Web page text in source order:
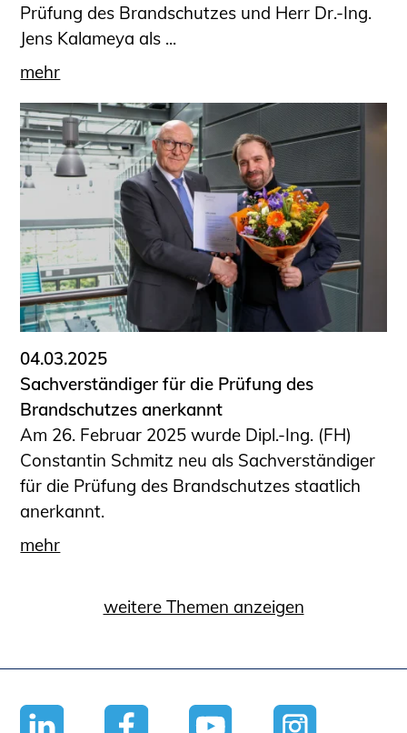
Prüfung des Brandschutzes und Herr Dr.-Ing.
Jens Kalameya als ...
mehr
04.03.2025
Sachverständiger für die Prüfung des
Brandschutzes anerkannt
Am 26. Februar 2025 wurde Dipl.-Ing. (FH)
Constantin Schmitz neu als Sachverständiger
für die Prüfung des Brandschutzes staatlich
anerkannt.
mehr
weitere Themen anzeigen